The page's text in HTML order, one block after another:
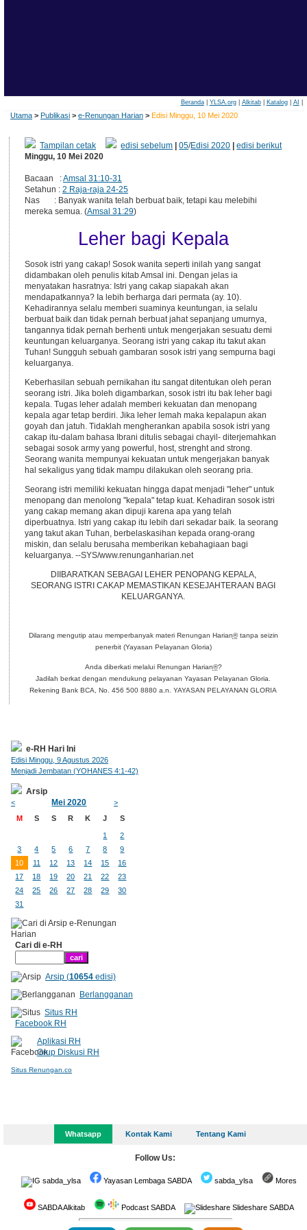
Beranda| YLSA.org| Alkitab| Katalog| AI
Utama > Publikasi > e-Renungan Harian > Edisi Minggu, 10 Mei 2020
Tampilan cetak edisi sebelum |05/Edisi 2020 |edisi berikut
Minggu, 10 Mei 2020
Bacaan :Amsal 31:10-31
Setahun : 2 Raja-raja 24-25
Nas : Banyak wanita telah berbuat baik, tetapi kau melebihi
mereka semua. (Amsal 31:29)
Leher bagi Kepala
Sosok istri yang cakap! Sosok wanita seperti inilah yang sangat
didambakan oleh penulis kitab Amsal ini. Dengan jelas ia
menyatakan hasratnya: Istri yang cakap siapakah akan
mendapatkannya? Ia lebih berharga dari permata (ay. 10).
Kehadirannya selalu memberi suaminya keuntungan, ia selalu
berbuat baik dan tidak pernah berbuat jahat sepanjang umurnya,
tangannya tidak pernah berhenti untuk mengerjakan sesuatu demi
keuntungan keluarganya. Seorang istri yang cakap itu takut akan
Tuhan! Sungguh sebuah gambaran sosok istri yang sempurna bagi
keluarganya.
Keberhasilan sebuah pernikahan itu sangat ditentukan oleh peran
seorang istri. Jika boleh digambarkan, sosok istri itu bak leher bagi
kepala. Tugas leher adalah memberi kekuatan dan menopang
kepala agar tetap berdiri. Jika leher lemah maka kepalapun akan
goyah dan jatuh. Tidaklah mengherankan apabila sosok istri yang
cakap itu-dalam bahasa Ibrani ditulis sebagai chayil- diterjemahkan
sebagai sosok army yang powerful, host, strenght and strong.
Seorang wanita mempunyai kekuatan untuk mengerjakan banyak
hal sekaligus yang tidak mampu dilakukan oleh seorang pria.
Seorang istri memiliki kekuatan hingga dapat menjadi "leher" untuk
menopang dan menolong "kepala" tetap kuat. Kehadiran sosok istri
yang cakap memang akan dipuji karena apa yang telah
diperbuatnya. Istri yang cakap itu lebih dari sekadar baik. Ia seorang
yang takut akan Tuhan, berbelaskasihan kepada orang-orang
miskin, dan selalu berusaha memberikan kebahagiaan bagi
keluarganya. --SYS/www.renunganharian.net
DIIBARATKAN SEBAGAI LEHER PENOPANG KEPALA,
SEORANG ISTRI CAKAP MEMASTIKAN KESEJAHTERAAN BAGI
KELUARGANYA.
Dilarang mengutip atau memperbanyak materi Renungan Harian®tanpa seizin
penerbit (Yayasan Pelayanan Gloria)
Anda diberkati melalui Renungan Harian®?
Jadilah berkat dengan mendukung pelayanan Yayasan Pelayanan Gloria.
Rekening Bank BCA, No. 456 500 8880 a.n. YAYASAN PELAYANAN GLORIA
e-RH Hari Ini
Edisi Minggu, 9 Agustus 2026
Menjadi Jembatan (YOHANES 4:1-42)
Arsip
< Mei 2020
>
M
S S R K J S
1
2
3
4 5 6 7 8
9
10
11 12 13 14 15
16
17
18 19 20 21 22
23
24
25 26 27 28 29
30
31
Cari di e-RH
Arsip (10654edisi)
Berlangganan
Situs RH
Facebook RH
Aplikasi RH
Grup Diskusi RH
Situs Renungan.co
Whatsapp Kontak Kami Tentang Kami
Follow Us:
sabda_ylsa Yayasan Lembaga SABDA sabda_ylsa Mores
SABDA Alkitab Podcast SABDA Slideshare SABDA